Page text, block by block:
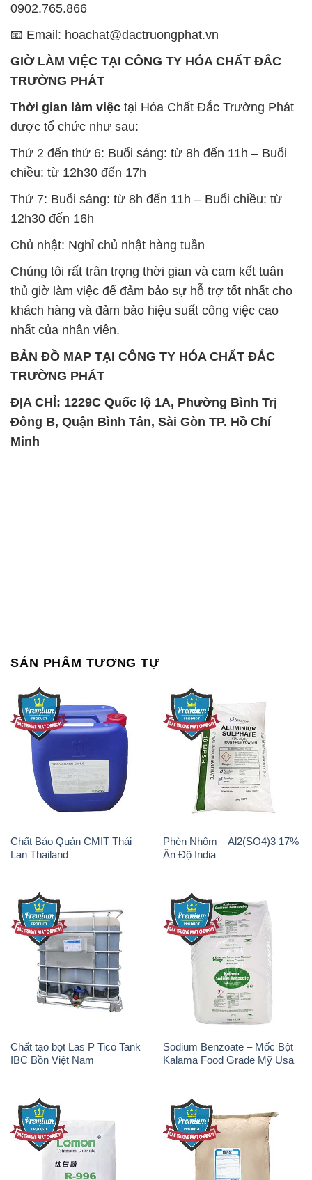
được tổ chức như sau:
Thứ 2 đến thứ 6: Buổi sáng: từ 8h đến 11h – Buổi
chiều: từ 12h30 đến 17h
Thứ 7: Buổi sáng: từ 8h đến 11h – Buổi chiều: từ
12h30 đến 16h
Chủ nhật: Nghỉ chủ nhật hàng tuần
thủ giờ làm việc để đảm bảo sự hỗ trợ tốt nhất cho
khách hàng và đảm bảo hiệu suất công việc cao
nhất của nhân viên.
BẢN ĐỒ MAP TẠI CÔNG TY HÓA CHẤT ĐẮC
TRƯỜNG PHÁT
ĐỊA CHỈ: 1229C Quốc lộ 1A, Phường Bình Trị
Đông B, Quận Bình Tân, Sài Gòn TP. Hồ Chí
Minh
Chất Bảo Quản CMIT Thái
Lan Thailand
Phèn Nhôm – Al2(SO4)3 17%
Ấn Độ India
Chất tạo bọt Las P Tico Tank
IBC Bồn Việt Nam
Sodium Benzoate – Mốc Bột
Kalama Food Grade Mỹ Usa
Oxit Titan KA100 – Tio2 Trung
Polymer Diafloc AP 120C